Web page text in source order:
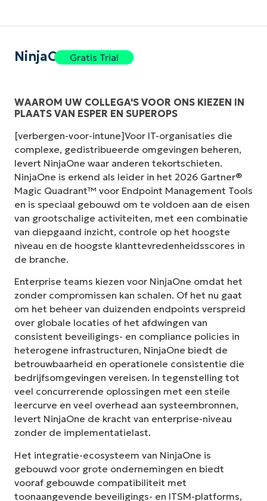
NinjaOneGratis Trial
WAAROM UW COLLEGA'S VOOR ONS KIEZEN IN
PLAATS VAN ESPER EN SUPEROPS
[verbergen-voor-intune]Voor IT-organisaties die
complexe, gedistribueerde omgevingen beheren,
levert NinjaOne waar anderen tekortschieten.
NinjaOne is erkend als leider in het 2026 Gartner®
Magic Quadrant™ voor Endpoint Management Tools
en is speciaal gebouwd om te voldoen aan de eisen
van grootschalige activiteiten, met een combinatie
van diepgaand inzicht, controle op het hoogste
niveau en de hoogste klanttevredenheidsscores in
de branche.
Enterprise teams kiezen voor NinjaOne omdat het
zonder compromissen kan schalen. Of het nu gaat
om het beheer van duizenden endpoints verspreid
over globale locaties of het afdwingen van
consistent beveiligings- en compliance policies in
heterogene infrastructuren, NinjaOne biedt de
betrouwbaarheid en operationele consistentie die
bedrijfsomgevingen vereisen. In tegenstelling tot
veel concurrerende oplossingen met een steile
leercurve en veel overhead aan systeembronnen,
levert NinjaOne de kracht van enterprise-niveau
zonder de implementatielast.
Het integratie-ecosysteem van NinjaOne is
gebouwd voor grote ondernemingen en biedt
vooraf gebouwde compatibiliteit met
toonaangevende beveiligings- en ITSM-platforms,